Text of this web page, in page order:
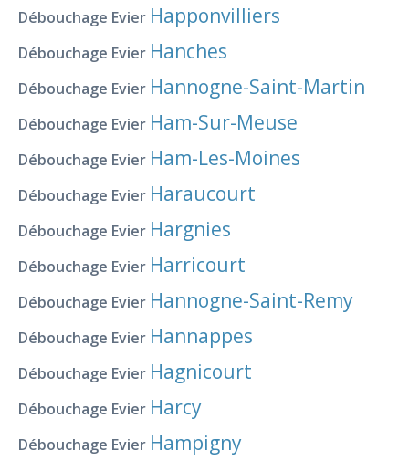
Débouchage Evier Happonvilliers
Débouchage Evier Hanches
Débouchage Evier Hannogne-Saint-Martin
Débouchage Evier Ham-Sur-Meuse
Débouchage Evier Ham-Les-Moines
Débouchage Evier Haraucourt
Débouchage Evier Hargnies
Débouchage Evier Harricourt
Débouchage Evier Hannogne-Saint-Remy
Débouchage Evier Hannappes
Débouchage Evier Hagnicourt
Débouchage Evier Harcy
Débouchage Evier Hampigny